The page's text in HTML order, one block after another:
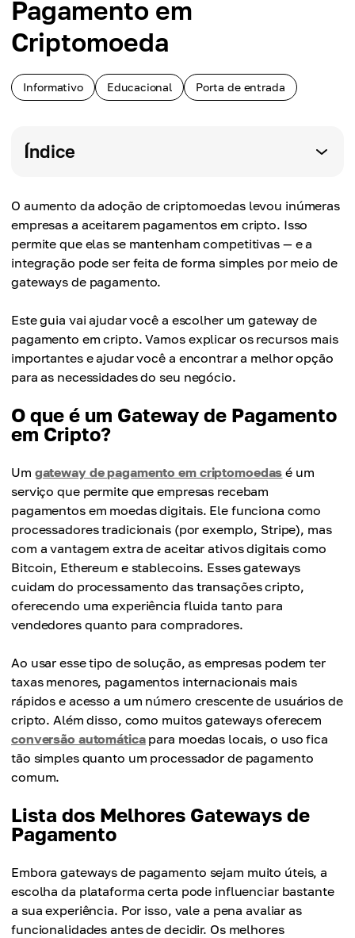
Pagamento em
Criptomoeda
Informativo Educacional Porta de entrada
Índice
O aumento da adoção de criptomoedas levou inúmeras
empresas a aceitarem pagamentos em cripto. Isso
permite que elas se mantenham competitivas — e a
integração pode ser feita de forma simples por meio de
gateways de pagamento.
Este guia vai ajudar você a escolher um gateway de
pagamento em cripto. Vamos explicar os recursos mais
importantes e ajudar você a encontrar a melhor opção
para as necessidades do seu negócio.
O que é um Gateway de Pagamento
em Cripto?
Um gateway de pagamento em criptomoedas é um
serviço que permite que empresas recebam
pagamentos em moedas digitais. Ele funciona como
processadores tradicionais (por exemplo, Stripe), mas
com a vantagem extra de aceitar ativos digitais como
Bitcoin, Ethereum e stablecoins. Esses gateways
cuidam do processamento das transações cripto,
oferecendo uma experiência fluida tanto para
vendedores quanto para compradores.
Ao usar esse tipo de solução, as empresas podem ter
taxas menores, pagamentos internacionais mais
rápidos e acesso a um número crescente de usuários de
cripto. Além disso, como muitos gateways oferecem
conversão automáticapara moedas locais, o uso fica
tão simples quanto um processador de pagamento
comum.
Lista dos Melhores Gateways de
Pagamento
Embora gateways de pagamento sejam muito úteis, a
escolha da plataforma certa pode influenciar bastante
a sua experiência. Por isso, vale a pena avaliar as
funcionalidades antes de decidir. Os melhores